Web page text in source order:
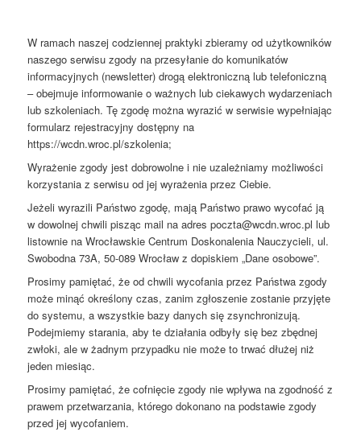
W ramach naszej codziennej praktyki zbieramy od użytkowników
naszego serwisu zgody na przesyłanie do komunikatów
informacyjnych (newsletter) drogą elektroniczną lub telefoniczną
– obejmuje informowanie o ważnych lub ciekawych wydarzeniach
lub szkoleniach. Tę zgodę można wyrazić w serwisie wypełniając
formularz rejestracyjny dostępny na
https://wcdn.wroc.pl/szkolenia;
Wyrażenie zgody jest dobrowolne i nie uzależniamy możliwości
korzystania z serwisu od jej wyrażenia przez Ciebie.
Jeżeli wyrazili Państwo zgodę, mają Państwo prawo wycofać ją
w dowolnej chwili pisząc mail na adres poczta@wcdn.wroc.pl lub
listownie na Wrocławskie Centrum Doskonalenia Nauczycieli, ul.
Swobodna 73A, 50-089 Wrocław z dopiskiem „Dane osobowe”.
Prosimy pamiętać, że od chwili wycofania przez Państwa zgody
może minąć określony czas, zanim zgłoszenie zostanie przyjęte
do systemu, a wszystkie bazy danych się zsynchronizują.
Podejmiemy starania, aby te działania odbyły się bez zbędnej
zwłoki, ale w żadnym przypadku nie może to trwać dłużej niż
jeden miesiąc.
Prosimy pamiętać, że cofnięcie zgody nie wpływa na zgodność z
prawem przetwarzania, którego dokonano na podstawie zgody
przed jej wycofaniem.